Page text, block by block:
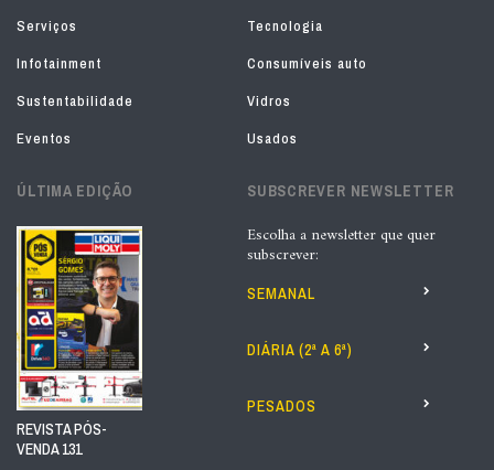
Serviços
Tecnologia
Infotainment
Consumíveis auto
Sustentabilidade
Vidros
Eventos
Usados
ÚLTIMA EDIÇÃO
REVISTA PÓS-
VENDA 131
SUBSCREVER NEWSLETTER
Escolha a newsletter que quer
subscrever:
SEMANAL
DIÁRIA (2ª A 6ª)
PESADOS